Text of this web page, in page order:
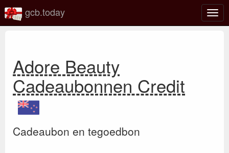
gcb.today
Adore Beauty
Cadeaubonnen Credit
Cadeaubon en tegoedbon